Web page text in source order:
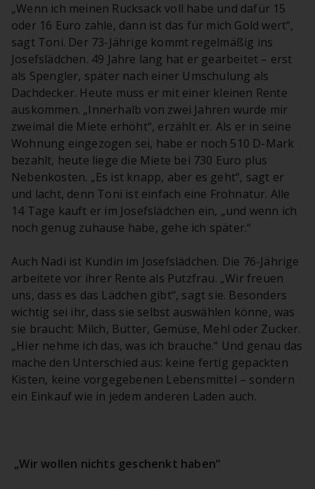
„Wenn ich meinen Rucksack voll habe und dafür 15
oder 16 Euro zahle, dann ist das für mich Gold wert“,
sagt Toni. Der 73-Jährige kommt regelmäßig ins
Josefslädchen. 49 Jahre lang hat er gearbeitet – erst
als Spengler, später nach einer Umschulung als
Dachdecker. Heute muss er mit einer kleinen Rente
auskommen. „Innerhalb von zwei Jahren wurde mir
zweimal die Miete erhöht“, erzählt er. Als er in seine
Wohnung eingezogen sei, habe er noch 510 D-Mark
bezahlt, heute liege die Miete bei 730 Euro plus
Nebenkosten. „Es ist knapp, aber es geht“, sagt er
und lacht, denn Toni ist einfach eine Frohnatur. Alle
14 Tage kauft er im Josefslädchen ein, „und wenn ich
noch genug zuhause habe, gehe ich später.“
Auch Nadi ist Kundin im Josefslädchen. Die 76-Jährige
arbeitete vor ihrer Rente als Putzfrau. „Wir freuen
uns, dass es das Lädchen gibt“, sagt sie. Besonders
wichtig sei ihr, dass sie selbst auswählen könne, was
sie braucht: Milch, Butter, Gemüse, Mehl oder Zucker.
„Hier nehme ich das, was ich brauche.“ Und genau das
mache den Unterschied aus: keine fertig gepackten
Kisten, keine vorgegebenen Lebensmittel – sondern
ein Einkauf wie in jedem anderen Laden auch.
„Wir wollen nichts geschenkt haben“